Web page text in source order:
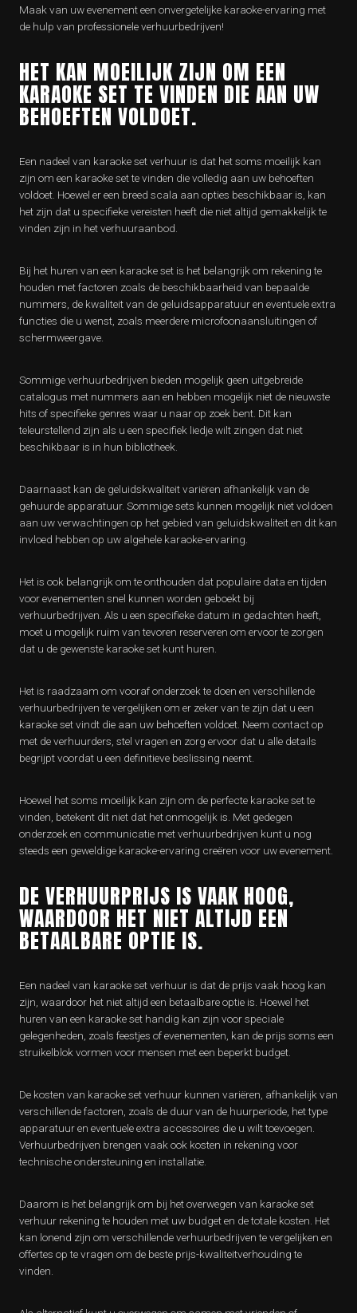
Maak van uw evenement een onvergetelijke karaoke-ervaring met
de hulp van professionele verhuurbedrijven!
HET KAN MOEILIJK ZIJN OM EEN
KARAOKE SET TE VINDEN DIE AAN UW
BEHOEFTEN VOLDOET.
Een nadeel van karaoke set verhuur is dat het soms moeilijk kan
zijn om een karaoke set te vinden die volledig aan uw behoeften
voldoet. Hoewel er een breed scala aan opties beschikbaar is, kan
het zijn dat u specifieke vereisten heeft die niet altijd gemakkelijk te
vinden zijn in het verhuuraanbod.
Bij het huren van een karaoke set is het belangrijk om rekening te
houden met factoren zoals de beschikbaarheid van bepaalde
nummers, de kwaliteit van de geluidsapparatuur en eventuele extra
functies die u wenst, zoals meerdere microfoonaansluitingen of
schermweergave.
Sommige verhuurbedrijven bieden mogelijk geen uitgebreide
catalogus met nummers aan en hebben mogelijk niet de nieuwste
hits of specifieke genres waar u naar op zoek bent. Dit kan
teleurstellend zijn als u een specifiek liedje wilt zingen dat niet
beschikbaar is in hun bibliotheek.
Daarnaast kan de geluidskwaliteit variëren afhankelijk van de
gehuurde apparatuur. Sommige sets kunnen mogelijk niet voldoen
aan uw verwachtingen op het gebied van geluidskwaliteit en dit kan
invloed hebben op uw algehele karaoke-ervaring.
Het is ook belangrijk om te onthouden dat populaire data en tijden
voor evenementen snel kunnen worden geboekt bij
verhuurbedrijven. Als u een specifieke datum in gedachten heeft,
moet u mogelijk ruim van tevoren reserveren om ervoor te zorgen
dat u de gewenste karaoke set kunt huren.
Het is raadzaam om vooraf onderzoek te doen en verschillende
verhuurbedrijven te vergelijken om er zeker van te zijn dat u een
karaoke set vindt die aan uw behoeften voldoet. Neem contact op
met de verhuurders, stel vragen en zorg ervoor dat u alle details
begrijpt voordat u een definitieve beslissing neemt.
Hoewel het soms moeilijk kan zijn om de perfecte karaoke set te
vinden, betekent dit niet dat het onmogelijk is. Met gedegen
onderzoek en communicatie met verhuurbedrijven kunt u nog
steeds een geweldige karaoke-ervaring creëren voor uw evenement.
DE VERHUURPRIJS IS VAAK HOOG,
WAARDOOR HET NIET ALTIJD EEN
BETAALBARE OPTIE IS.
Een nadeel van karaoke set verhuur is dat de prijs vaak hoog kan
zijn, waardoor het niet altijd een betaalbare optie is. Hoewel het
huren van een karaoke set handig kan zijn voor speciale
gelegenheden, zoals feestjes of evenementen, kan de prijs soms een
struikelblok vormen voor mensen met een beperkt budget.
De kosten van karaoke set verhuur kunnen variëren, afhankelijk van
verschillende factoren, zoals de duur van de huurperiode, het type
apparatuur en eventuele extra accessoires die u wilt toevoegen.
Verhuurbedrijven brengen vaak ook kosten in rekening voor
technische ondersteuning en installatie.
Daarom is het belangrijk om bij het overwegen van karaoke set
verhuur rekening te houden met uw budget en de totale kosten. Het
kan lonend zijn om verschillende verhuurbedrijven te vergelijken en
offertes op te vragen om de beste prijs-kwaliteitverhouding te
vinden.